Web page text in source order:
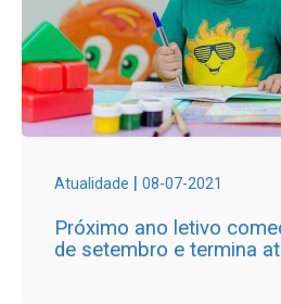
Atualidade | 08-07-2021
Próximo ano letivo
de setembro e termina